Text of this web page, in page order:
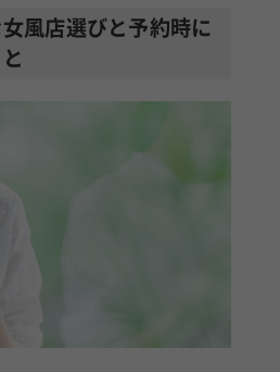
女風店選びと予約時に